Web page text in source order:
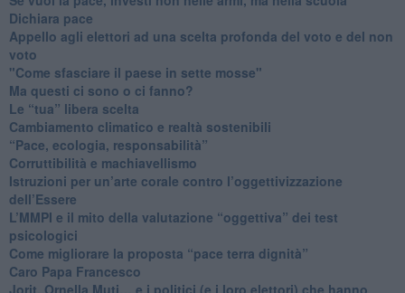
​Dichiara pace
​Appello agli elettori ad una scelta profonda del voto e del non
voto
"Come sfasciare il paese in sette mosse"
​Ma questi ci sono o ci fanno?
​Le “tua” libera scelta
Cambiamento climatico e realtà sostenibili
“Pace, ecologia, responsabilità”
​Corruttibilità e machiavellismo
Istruzioni per un’arte corale contro l’oggettivizzazione
dell’Essere
​L’MMPI e il mito della valutazione “oggettiva” dei test
psicologici
Come migliorare la proposta “pace terra dignità”
Caro Papa Francesco
​Jorit, Ornella Muti… e i politici (e i loro elettori) che hanno